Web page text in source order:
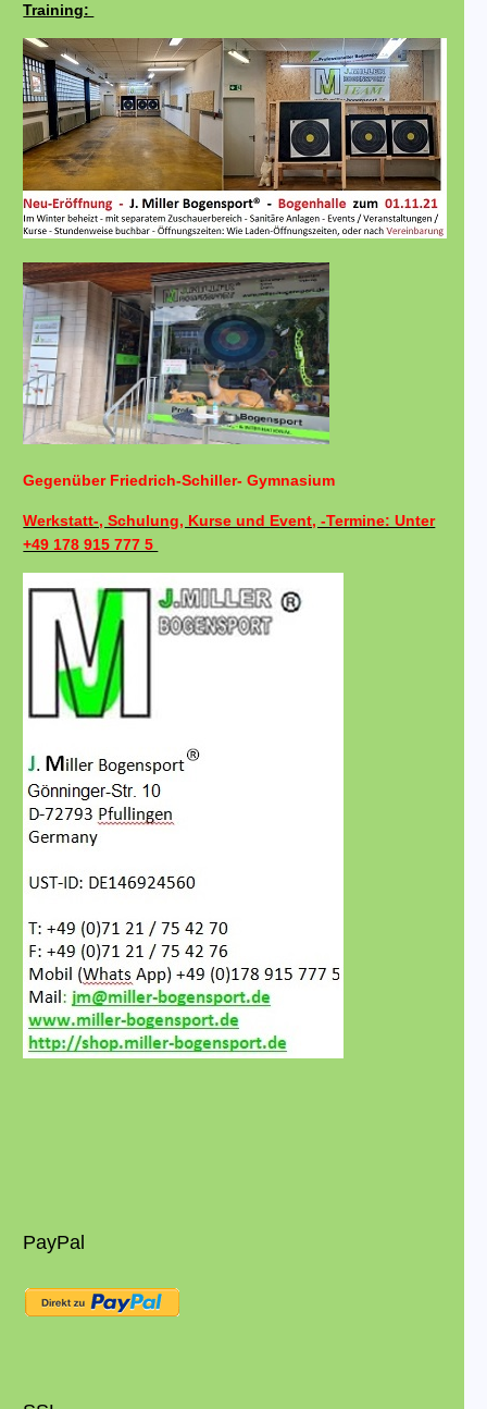
Training:
Gegenüber Friedrich-Schiller- Gymnasium
Werkstatt-, Schulung, Kurse und Event, -Termine: Unter
+49 178 915 777 5
PayPal